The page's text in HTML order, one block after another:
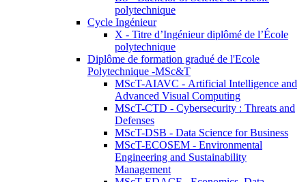
polytechnique
Cycle Ingénieur
X - Titre d’Ingénieur diplômé de l’École
polytechnique
Diplôme de formation gradué de l'Ecole
Polytechnique -MSc&T
MScT-AIAVC - Artificial Intelligence and
Advanced Visual Computing
MScT-CTD - Cybersecurity : Threats and
Defenses
MScT-DSB - Data Science for Business
MScT-ECOSEM - Environmental
Engineering and Sustainability
Management